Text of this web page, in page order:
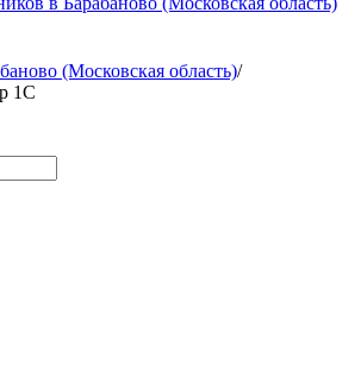
(Московская область)/
1С